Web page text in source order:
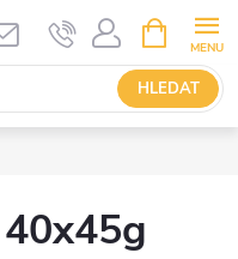
HLEDAT
NÁKUPNÍ
KOŠÍK